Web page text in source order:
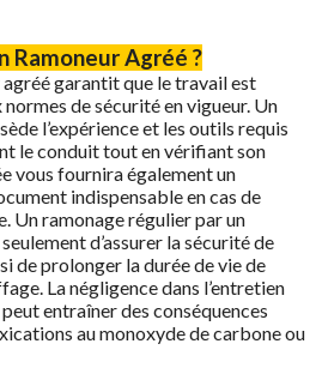
Ramoneur Agréé ?
agréé garantit que le travail est
de sécurité en vigueur. Un
l’expérience et les outils requis
le conduit tout en vérifiant son
vous fournira également un
indispensable en cas de
Un ramonage régulier par un
d’assurer la sécurité de
de prolonger la durée de vie de
La négligence dans l’entretien
entraîner des conséquences
au monoxyde de carbone ou